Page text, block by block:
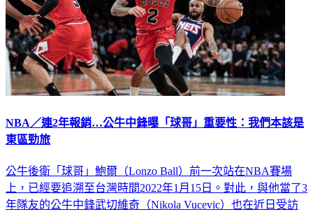
NBA／連2年報銷…公牛中鋒曝「球哥」重要性：我們本該是
東區勁旅
公牛後衛「球哥」鮑爾（Lonzo Ball）前一次站在NBA賽場
上，已經要追溯至台灣時間2022年1月15日。對此，與他當了3
年隊友的公牛中鋒武切維奇（Nikola Vucevic）也在近日受訪